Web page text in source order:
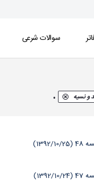
سوالات شرعی
.
25)
24)